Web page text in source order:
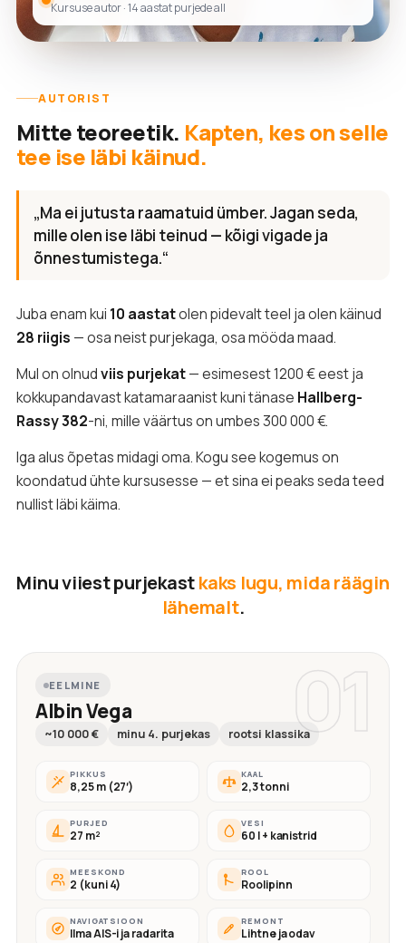
Kursuse autor · 14 aastat purjede all
AUTORIST
Mitte teoreetik. Kapten, kes on selle
tee ise läbi käinud.
„Ma ei jutusta raamatuid ümber. Jagan seda,
mille olen ise läbi teinud — kõigi vigade ja
õnnestumistega.“
Juba enam kui 10 aastatolen pidevalt teel ja olen käinud
28 riigis — osa neist purjekaga, osa mööda maad.
Mul on olnudviis purjekat— esimesest 1200 € eest ja
kokkupandavast katamaraanist kuni tänase Hallberg-
Rassy 382-ni, mille väärtus on umbes 300 000 €.
Iga alus õpetas midagi oma. Kogu see kogemus on
koondatud ühte kursusesse — et sina ei peaks seda teed
nullist läbi käima.
Minu viiest purjekastkaks lugu, mida räägin
lähemalt.
01
EELMINE
Albin Vega
~10 000 € minu 4. purjekas rootsi klassika
PIKKUS
8,25 m (27′)
KAAL
2,3 tonni
PURJED
27 m²
VESI
60 l + kanistrid
MEESKOND
2 (kuni 4)
ROOL
Roolipinn
NAVIGATSIOON
Ilma AIS-i ja radarita
REMONT
Lihtne ja odav